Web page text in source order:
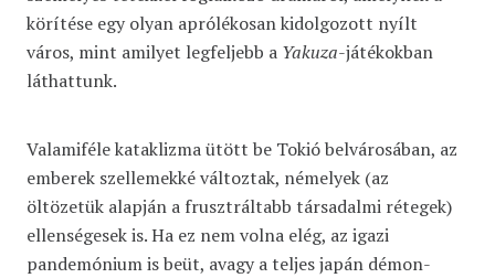
körítése egy olyan aprólékosan kidolgozott nyílt
város, mint amilyet legfeljebb a Yakuza-játékokban
láthattunk.
Valamiféle kataklizma ütött be Tokió belvárosában, az
emberek szellemekké változtak, némelyek (az
öltözetük alapján a frusztráltabb társadalmi rétegek)
ellenségesek is. Ha ez nem volna elég, az igazi
pandemónium is beüt, avagy a teljes japán démon-